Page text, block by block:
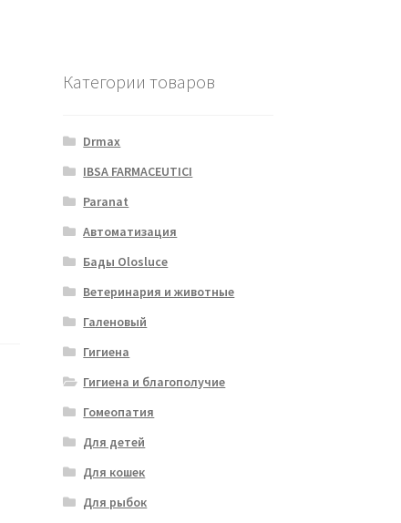
Категории товаров
Drmax
IBSA FARMACEUTICI
Paranat
Автоматизация
Бады Olosluce
Ветеринария и животные
Галеновый
Гигиена
Гигиена и благополучие
Гомеопатия
Для детей
Для кошек
Для рыбок